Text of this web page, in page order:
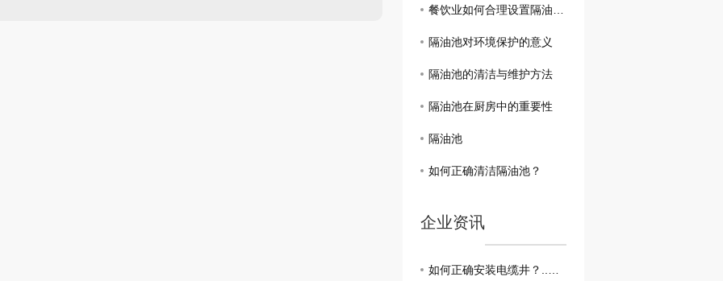
餐饮业如何合理设置隔油池？
隔油池对环境保护的意义
隔油池的清洁与维护方法
隔油池在厨房中的重要性
隔油池
如何正确清洁隔油池？
企业资讯
如何正确安装电缆井？..教你一步到位